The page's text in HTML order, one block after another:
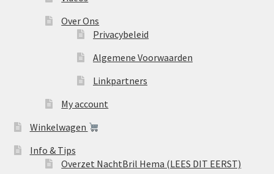
Over Ons
Privacybeleid
Algemene Voorwaarden
Linkpartners
My account
Winkelwagen
Info & Tips
Overzet NachtBril Hema (LEES DIT EERST)